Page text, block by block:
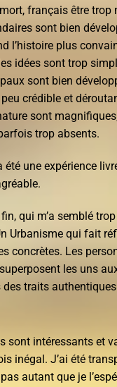
français être trop
sont bien
l’histoire plus
idées sont trop
sont bien
crédible et
sont
trop absents.
une expérience
qui m’a semblé
Urbanisme qui fait
concrètes. Les
les uns
traits
sont intéressants et
inégal. J’ai été
autant que je